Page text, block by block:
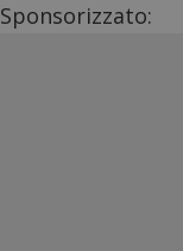
Sponsorizzato: